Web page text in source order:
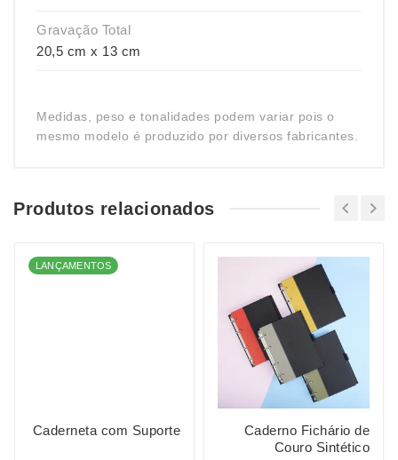
Gravação Total
20,5 cm x 13 cm
Medidas, peso e tonalidades podem variar pois o
mesmo modelo é produzido por diversos fabricantes.
Produtos relacionados
LANÇAMENTOS
Caderneta com Suporte
Caderno Fichário de
Couro Sintético